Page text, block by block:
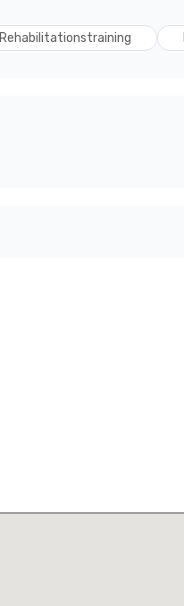
Rehabilitationstraining